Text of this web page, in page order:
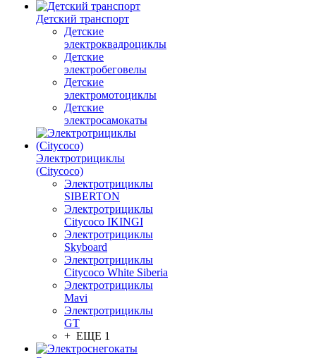
Детский транспорт
Детские
электроквадроциклы
Детские
электробеговелы
Детские
электромотоциклы
Детские
электросамокаты
Электротрициклы
(Citycoco)
Электротрициклы
SIBERTON
Электротрициклы
Citycoco IKINGI
Электротрициклы
Skyboard
Электротрициклы
Citycoco White Siberia
Электротрициклы
Mavi
Электротрициклы
GT
+ ЕЩЕ 1